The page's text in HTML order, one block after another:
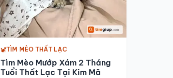
TÌM MÈO THẤT LẠC
Tìm Mèo Mướp Xám 2 Tháng
Tuổi Thất Lạc Tại Kim Mã